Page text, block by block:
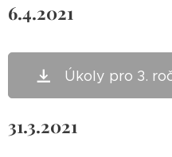
6.4.2021
Úkoly pro 3.
31.3.2021